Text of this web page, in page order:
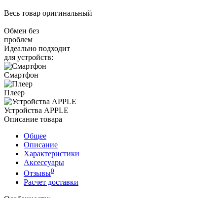
Весь товар оригинальный
Обмен без
проблем
Идеально подходит
для устройств:
Смартфон
Плеер
Устройства APPLE
Описание товара
Общее
Описание
Характеристики
Аксессуары
Отзывы0
Расчет доставки